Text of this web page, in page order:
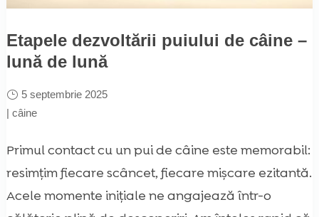
Etapele dezvoltării puiului de câine –
lună de lună
5 septembrie 2025
| câine
Primul contact cu un pui de câine este memorabil:
resimțim fiecare scâncet, fiecare mișcare ezitantă.
Acele momente inițiale ne angajează într-o